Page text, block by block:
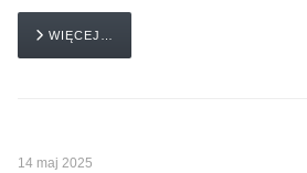
WIĘCEJ…
14 maj 2025